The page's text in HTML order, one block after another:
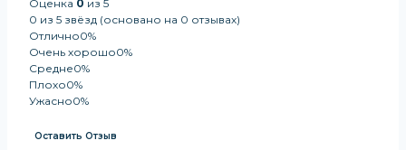
Оценка 0 из 5
0 из 5 звёзд (основано на 0 отзывах)
Отлично0%
Очень хорошо0%
Средне0%
Плохо0%
Ужасно0%
Оставить Отзыв